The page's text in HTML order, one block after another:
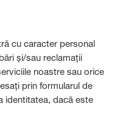
cu caracter personal
și/sau reclamații
noastre sau orice
prin formularul de
identitatea, dacă este